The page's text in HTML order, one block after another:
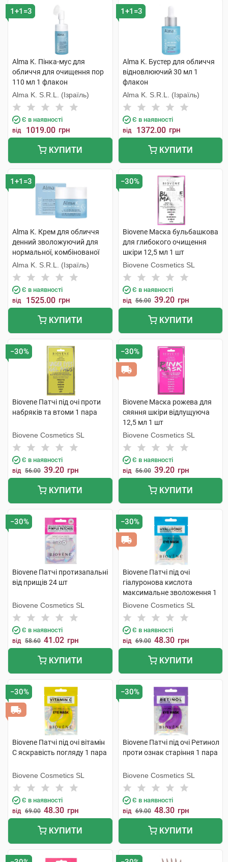
1+1=3
Alma K. Пінка-мус для
обличчя для очищення пор
110 мл 1 флакон
Alma K. S.R.L. (Ізраїль)
Є в наявності
від 1019.00 грн
КУПИТИ
1+1=3
Alma K. Бустер для обличчя
відновлюючий 30 мл 1
флакон
Alma K. S.R.L. (Ізраїль)
Є в наявності
від 1372.00 грн
КУПИТИ
1+1=3
Alma K. Крем для обличчя
денний зволожуючий для
нормальної, комбінованої
шкіри 50 мл 1 банка
Alma K. S.R.L. (Ізраїль)
Є в наявності
від 1525.00 грн
КУПИТИ
−30%
Biovene Маска бульбашкова
для глибокого очищення
шкіри 12,5 мл 1 шт
Biovene Cosmetics SL
Є в наявності
від 56.00 39.20 грн
КУПИТИ
−30%
Biovene Патчі під очі проти
набряків та втоми 1 пара
Biovene Cosmetics SL
Є в наявності
від 56.00 39.20 грн
КУПИТИ
−30%
Biovene Маска рожева для
сяяння шкіри відлущуюча
12,5 мл 1 шт
Biovene Cosmetics SL
Є в наявності
від 56.00 39.20 грн
КУПИТИ
−30%
Biovene Патчі протизапальні
від прищів 24 шт
Biovene Cosmetics SL
Є в наявності
від 58.60 41.02 грн
КУПИТИ
−30%
Biovene Патчі під очі
гіалуронова кислота
максимальне зволоження 1
пара
Biovene Cosmetics SL
Є в наявності
від 69.00 48.30 грн
КУПИТИ
−30%
Biovene Патчі під очі вітамін
C яскравість погляду 1 пара
Biovene Cosmetics SL
Є в наявності
від 69.00 48.30 грн
КУПИТИ
−30%
Biovene Патчі під очі Ретинол
проти ознак старіння 1 пара
Biovene Cosmetics SL
Є в наявності
від 69.00 48.30 грн
КУПИТИ